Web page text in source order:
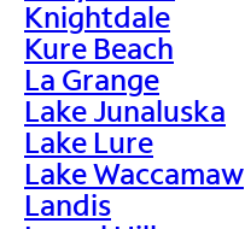
Knightdale
Kure Beach
La Grange
Lake Junaluska
Lake Lure
Lake Waccamaw
Landis